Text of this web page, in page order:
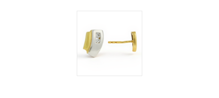
vyjadruje v karátoch. V súčasnej dobe poznáme
zlato od 9 Ct až po 24Ct.